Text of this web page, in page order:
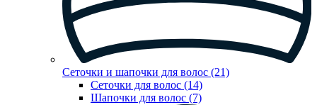
Сеточки и шапочки для волос (21)
Сеточки для волос (14)
Шапочки для волос (7)